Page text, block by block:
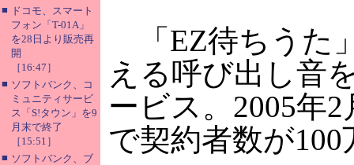
■ ドコモ、スマート
フォン「T-01A」
を28日より販売再
開
［16:47］
■ ソフトバンク、コ
ミュニティサービ
ス「S!タウン」を9
月末で終了
［15:51］
■ ソフトバンク、ブ
「EZ待ちうた
える呼び出し音
ービス。2005年
で契約者数が